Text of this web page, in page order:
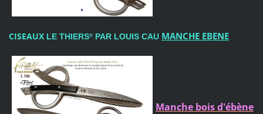
CISEAUX LE THIERS®PAR LOUIS CAU MANCHE EBENE
Manche bois d'ébène